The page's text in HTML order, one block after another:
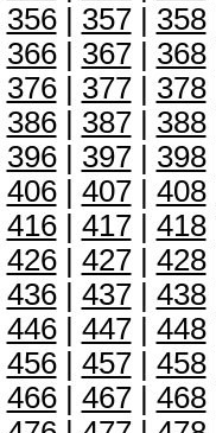
356| 357| 358|
366| 367| 368|
376| 377| 378|
386| 387| 388|
396| 397| 398|
406| 407| 408|
416| 417| 418|
426| 427| 428|
436| 437| 438|
446| 447| 448|
456| 457| 458|
466| 467| 468|